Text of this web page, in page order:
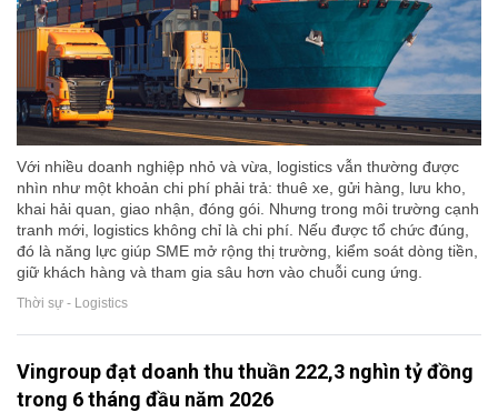
Với nhiều doanh nghiệp nhỏ và vừa, logistics vẫn thường được
nhìn như một khoản chi phí phải trả: thuê xe, gửi hàng, lưu kho,
khai hải quan, giao nhận, đóng gói. Nhưng trong môi trường cạnh
tranh mới, logistics không chỉ là chi phí. Nếu được tổ chức đúng,
đó là năng lực giúp SME mở rộng thị trường, kiểm soát dòng tiền,
giữ khách hàng và tham gia sâu hơn vào chuỗi cung ứng.
Thời sự - Logistics
Vingroup đạt doanh thu thuần 222,3 nghìn tỷ đồng
trong 6 tháng đầu năm 2026